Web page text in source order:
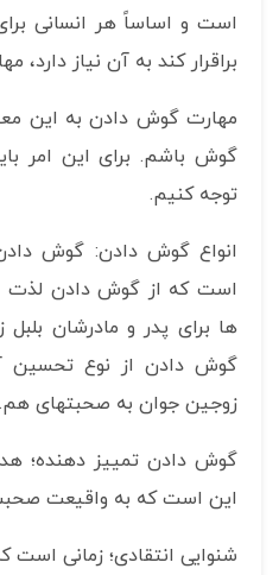
است و اساساً هر انسانی
براقرار کند به آن نیاز
مهارت گوش دادن به این
گوش باشم. برای این امر
توجه کنیم.
انواع گوش دادن: گوش
است که از گوش دادن لذت
ها برای پدر و مادرشان
گوش دادن از نوع تحسین
زوجین جوان به صحبتهای هم.
گوش دادن تمییز دهنده؛
این است که به واقیعت
شنوایی انتقادی؛ زمانی